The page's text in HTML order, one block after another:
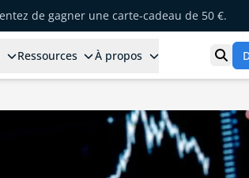
de gagner une carte-cadeau de 50 €.
Ressources À propos